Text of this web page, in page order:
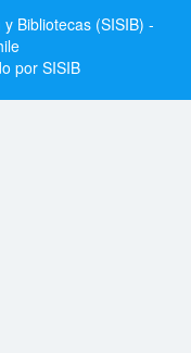
Bibliotecas (SISIB) -
por SISIB